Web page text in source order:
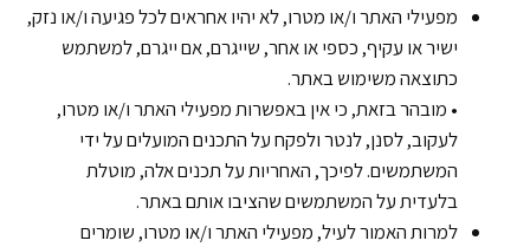
מפעילי האתר ו/או מטרו, לא יהיו אחראים לכל פגיעה ו/או נזק,
ישיר או עקיף, כספי או אחר, שייגרם, אם ייגרם, למשתמש
כתוצאה משימוש באתר.
• מובהר בזאת, כי אין באפשרות מפעילי האתר ו/או מטרו,
לעקוב, לסנן, לנטר ולפקח על התכנים המועלים על ידי
המשתמשים. לפיכך, האחריות על תכנים אלה, מוטלת
בלעדית על המשתמשים שהציבו אותם באתר.
למרות האמור לעיל, מפעילי האתר ו/או מטרו, שומרים